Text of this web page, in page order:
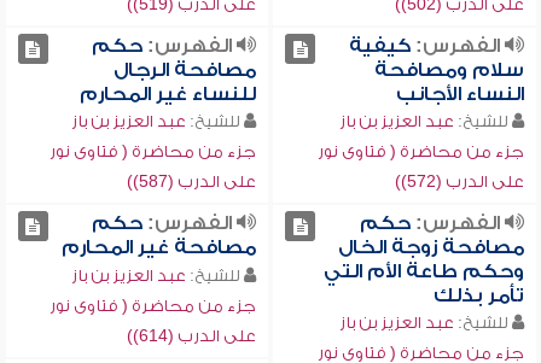
على الدرب (502))
على الدرب (519))
الفهرس:كيفية
سلام ومصافحة
النساء الأجانب
للشيخ: عبد العزيز بن باز
جزء من محاضرة ( فتاوى نور
على الدرب (572))
الفهرس:حكم
مصافحة الرجال
للنساء غير المحارم
للشيخ: عبد العزيز بن باز
جزء من محاضرة ( فتاوى نور
على الدرب (587))
الفهرس:حكم
مصافحة زوجة الخال
وحكم طاعة الأم التي
تأمر بذلك
للشيخ: عبد العزيز بن باز
جزء من محاضرة ( فتاوى نور
الفهرس:حكم
مصافحة غير المحارم
للشيخ: عبد العزيز بن باز
جزء من محاضرة ( فتاوى نور
على الدرب (614))